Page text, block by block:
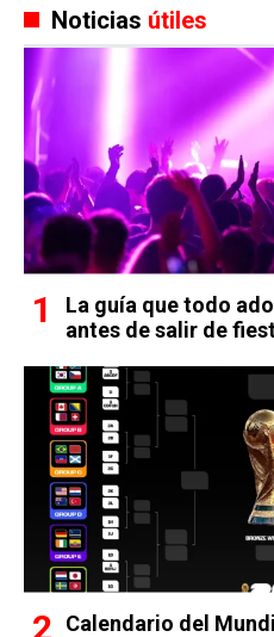
Noticias útiles
La guía que todo
antes de salir de
Calendario del